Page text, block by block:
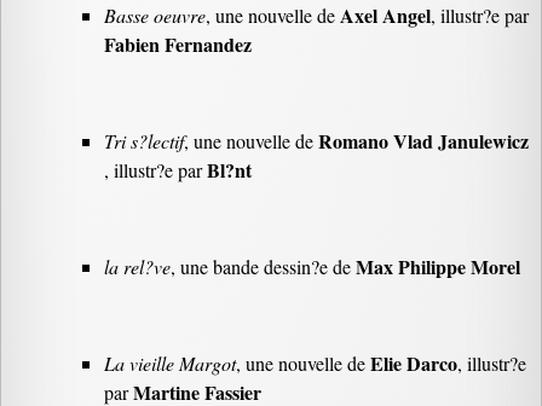
Basse oeuvre, une nouvelle deAxel Angel, illustr?e par
Fabien Fernandez
Tri s?lectif, une nouvelle deRomano Vlad Janulewicz
, illustr?e parBl?nt
la rel?ve, une bande dessin?e deMax Philippe Morel
La vieille Margot, une nouvelle deElie Darco, illustr?e
parMartine Fassier